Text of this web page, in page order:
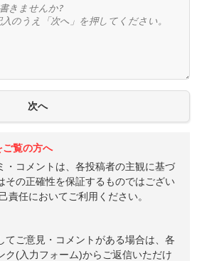
ご覧の方へ
・コメントは、各投稿者の主観に基づ
その正確性を保証するものではござい
責任においてご利用ください。
てご意見・コメントがある場合は、各
ク(入力フォーム)からご返信いただけ